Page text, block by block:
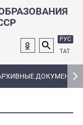
РУС
ТАТ
ДОКУМЕНТЫ